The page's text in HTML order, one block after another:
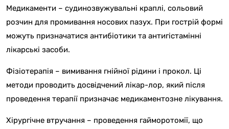
Медикаменти – судинозвужувальні краплі, сольовий
розчин для промивання носових пазух. При гострій формі
можуть призначатися антибіотики та антигістамінні
лікарські засоби.
Фізіотерапія – вимивання гнійної рідини і прокол. Ці
методи проводить досвідчений лікар-лор, який після
проведення терапії призначає медикаментозне лікування.
Хірургічне втручання – проведення гайморотомії, що